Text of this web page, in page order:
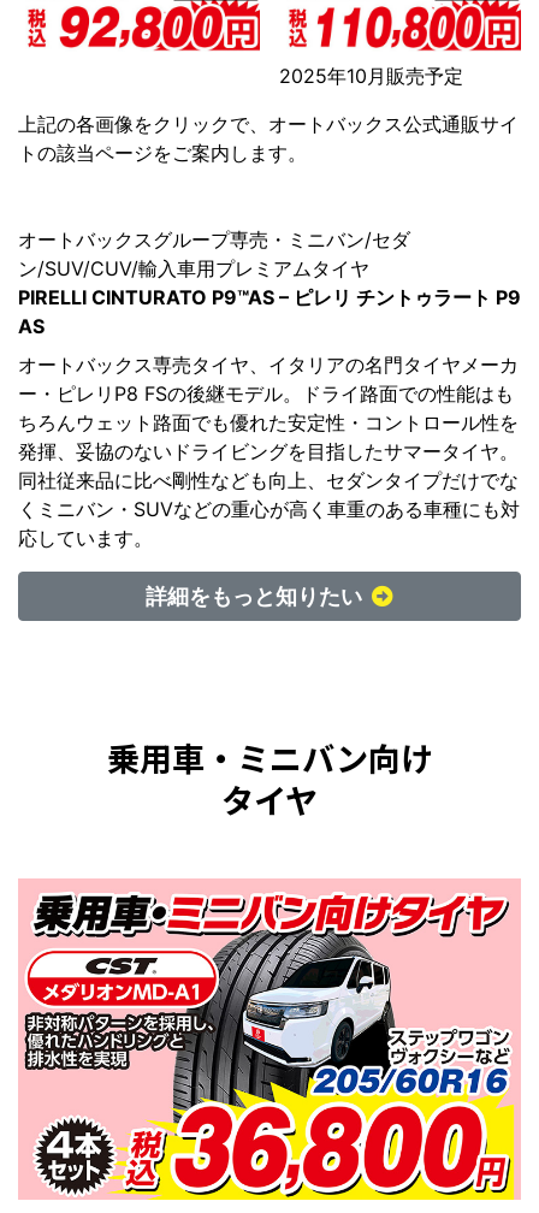
2025年10月販売予定
上記の各画像をクリックで、オートバックス公式通販サイ
トの該当ページをご案内します。
オートバックスグループ専売・ミニバン/セダ
ン/SUV/CUV/輸入車用プレミアムタイヤ
PIRELLI CINTURATO P9™AS – ピレリ チントゥラート P9
AS
オートバックス専売タイヤ、イタリアの名門タイヤメーカ
ー・ピレリP8 FSの後継モデル。ドライ路面での性能はも
ちろんウェット路面でも優れた安定性・コントロール性を
発揮、妥協のないドライビングを目指したサマータイヤ。
同社従来品に比べ剛性なども向上、セダンタイプだけでな
くミニバン・SUVなどの重心が高く車重のある車種にも対
応しています。
詳細をもっと知りたい
乗用車・ミニバン向け
タイヤ